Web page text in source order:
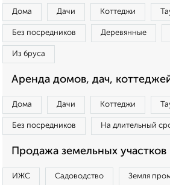
Дома Дачи Коттеджи
Без посредников Деревянные
Из бруса
Аренда домов, дач,
Дома Дачи Коттеджи
Без посредников На длительный
Продажа земельных участков
ИЖС Садоводство Земля